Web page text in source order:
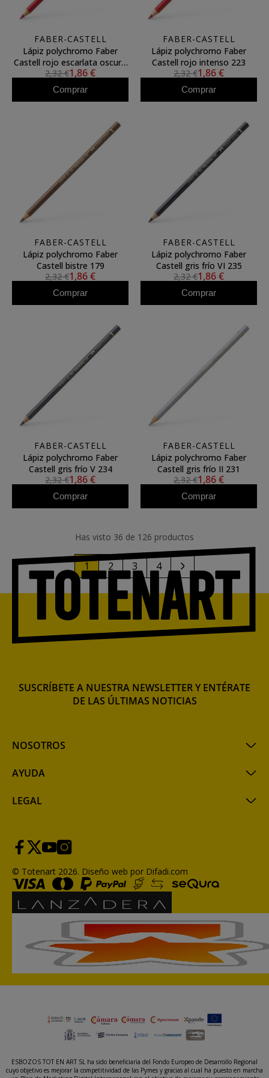
FABER-CASTELL
Lápiz polychromo Faber
Castell rojo escarlata oscuro
219
2,32 €1,86 €
Comprar
FABER-CASTELL
Lápiz polychromo Faber
Castell rojo intenso 223
2,32 €1,86 €
Comprar
FABER-CASTELL
Lápiz polychromo Faber
Castell bistre 179
2,32 €1,86 €
Comprar
FABER-CASTELL
Lápiz polychromo Faber
Castell gris frío VI 235
2,32 €1,86 €
Comprar
FABER-CASTELL
Lápiz polychromo Faber
Castell gris frío V 234
2,32 €1,86 €
Comprar
FABER-CASTELL
Lápiz polychromo Faber
Castell gris frío II 231
2,32 €1,86 €
Comprar
Has visto 36 de 126 productos
1 2 3 4
NOSOTROS
AYUDA
LEGAL
SUSCRÍBETE A NUESTRA NEWSLETTER Y ENTÉRATE
DE LAS ÚLTIMAS NOTICIAS
© Totenart 2026. Diseño web por Difadi.com
ESBOZOS TOT EN ART SL ha sido beneficiaria del Fondo Europeo de Desarrollo Regional
cuyo objetivo es mejorar la competitividad de las Pymes y gracias al cual ha puesto en marcha